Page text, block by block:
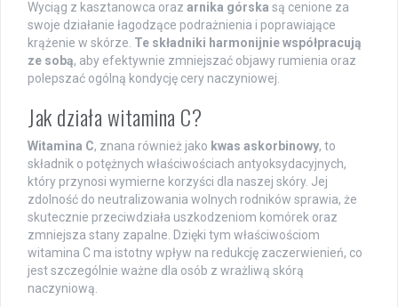
Wyciąg z kasztanowca oraz arnika górska są cenione za
swoje działanie łagodzące podrażnienia i poprawiające
krążenie w skórze. Te składniki harmonijnie współpracują
ze sobą, aby efektywnie zmniejszać objawy rumienia oraz
polepszać ogólną kondycję cery naczyniowej.
Jak działa witamina C?
Witamina C, znana również jako kwas askorbinowy, to
składnik o potężnych właściwościach antyoksydacyjnych,
który przynosi wymierne korzyści dla naszej skóry. Jej
zdolność do neutralizowania wolnych rodników sprawia, że
skutecznie przeciwdziała uszkodzeniom komórek oraz
zmniejsza stany zapalne. Dzięki tym właściwościom
witamina C ma istotny wpływ na redukcję zaczerwienień, co
jest szczególnie ważne dla osób z wrażliwą skórą
naczyniową.